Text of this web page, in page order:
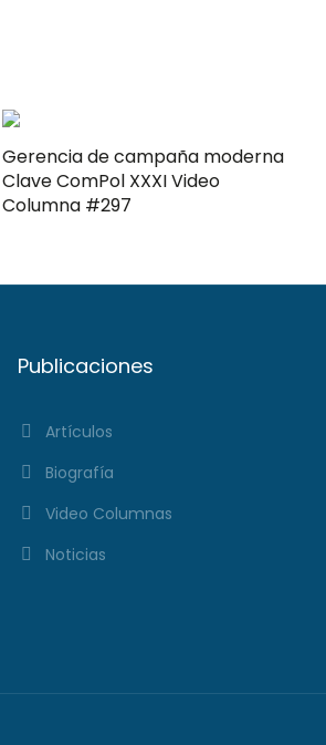
Gerencia de campaña moderna
Clave ComPol XXXI Video
Columna #297
Publicaciones
Artículos
Biografía
Video Columnas
Noticias